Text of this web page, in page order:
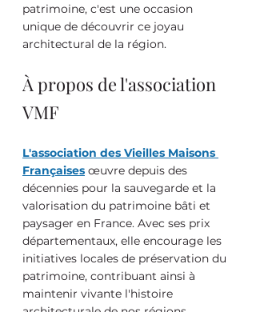
patrimoine, c'est une occasion
unique de découvrir ce joyau
architectural de la région.
À propos de l'association
VMF
L'association des Vieilles Maisons
Françaises œuvre depuis des
décennies pour la sauvegarde et la
valorisation du patrimoine bâti et
paysager en France. Avec ses prix
départementaux, elle encourage les
initiatives locales de préservation du
patrimoine, contribuant ainsi à
maintenir vivante l'histoire